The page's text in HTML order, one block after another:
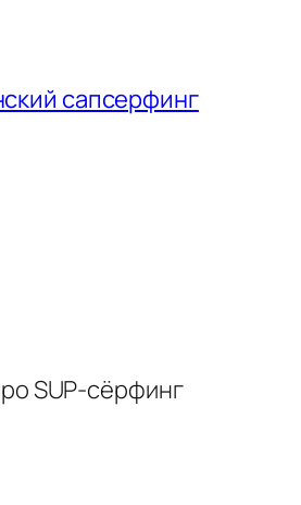
сапсерфинг
SUP-сёрфинг